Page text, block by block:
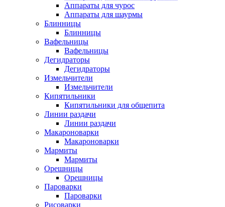
Аппараты для чурос
Аппараты для шаурмы
Блинницы
Блинницы
Вафельницы
Вафельницы
Дегидраторы
Дегидраторы
Измельчители
Измельчители
Кипятильники
Кипятильники для общепита
Линии раздачи
Линии раздачи
Макароноварки
Макароноварки
Мармиты
Мармиты
Орешницы
Орешницы
Пароварки
Пароварки
Рисоварки